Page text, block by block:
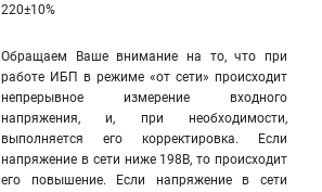
220±10%
Обращаем Ваше внимание на то, что при
работе ИБП в режиме «от сети» происходит
непрерывное измерение входного
напряжения, и, при необходимости,
выполняется его корректировка. Если
напряжение в сети ниже 198В, то происходит
его повышение. Если напряжение в сети